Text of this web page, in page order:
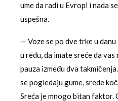
ume da radi u Evropi i nada
uspešna.
— Voze se po dve trke u
u redu, da imate sreće da
pauza između dva
se pogledaju gume, srede
Sreća je mnogo bitan faktor.